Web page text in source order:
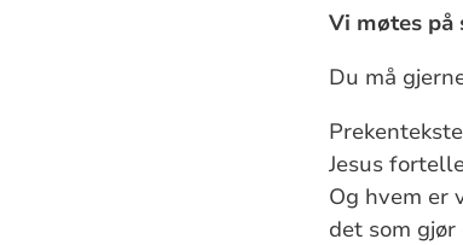
Vi møtes på
Du må
Jesus
Og hvem er
det som